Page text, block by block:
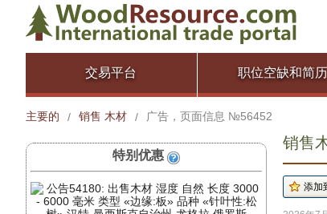
交易平台 职位空缺和简历
主要的 / 销售 木材 / 广告，页面信息 №56452
特别优惠
销售